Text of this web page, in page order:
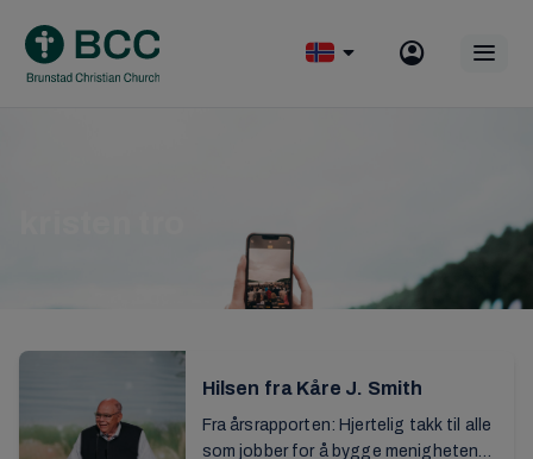
content
Hilsen fra Kåre J. Smith
Fra årsrapporten: Hjertelig takk til alle
som jobber for å bygge menigheten